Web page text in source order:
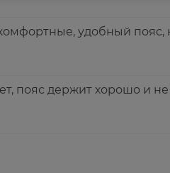
удобный пояс,
пояс держит хорошо и